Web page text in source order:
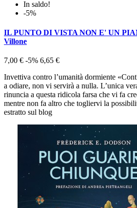
In saldo!
-5%
IL PUNTO DI VISTA NON E' UN
Villone
7,00 € -5% 6,65 €
Invettiva contro l’umanità dormiente
a odiare, non vi servirà a nulla. L’unica
rinuncia a questa ridicola farsa che vi fa
mentre non fa altro che togliervi la
estratto sul blog